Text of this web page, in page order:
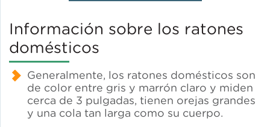
Servicios de energía solar en
propiedades
Illinois Solar for All
Información sobre los ratones
domésticos
Generalmente, los ratones domésticos son
de color entre gris y marrón claro y miden
cerca de 3 pulgadas, tienen orejas grandes
y una cola tan larga como su cuerpo.